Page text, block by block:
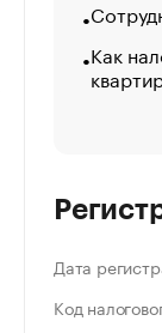
Как
Дата
Код